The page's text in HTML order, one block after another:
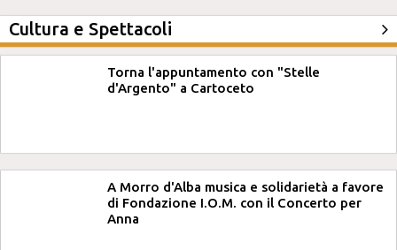
Cultura e Spettacoli
Torna l'appuntamento con "Stelle
d'Argento" a Cartoceto
A Morro d'Alba musica e solidarietà a favore
di Fondazione I.O.M. con il Concerto per
Anna